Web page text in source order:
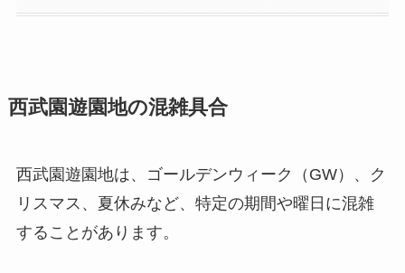
西武園遊園地の混雑具合
西武園遊園地は、ゴールデンウィーク（GW）、ク
リスマス、夏休みなど、特定の期間や曜日に混雑
することがあります。